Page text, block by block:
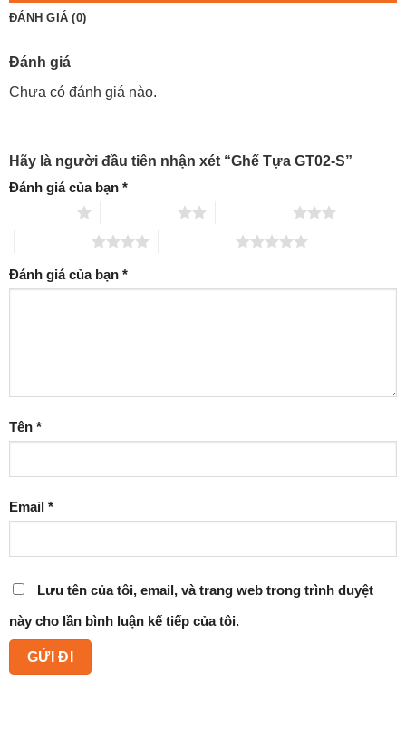
ĐÁNH GIÁ (0)
Đánh giá
Chưa có đánh giá nào.
Hãy là người đầu tiên nhận xét “Ghế Tựa GT02-S”
Đánh giá của bạn *
Đánh giá của bạn *
Tên *
Email *
Lưu tên của tôi, email, và trang web trong trình duyệt
này cho lần bình luận kế tiếp của tôi.